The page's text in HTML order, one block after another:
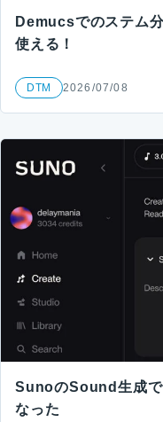
Demucsでのステム
使える！
DTM 2026/07/08
SunoのSound生成で
なった